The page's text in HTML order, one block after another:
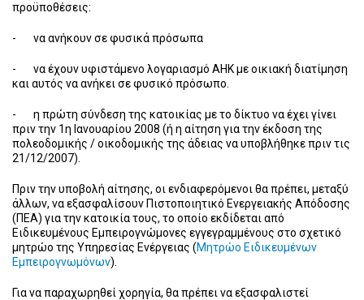
προϋποθέσεις:
- να ανήκουν σε φυσικά πρόσωπα
- να έχουν υφιστάμενο λογαριασμό ΑΗΚ με οικιακή διατίμηση
και αυτός να ανήκει σε φυσικό πρόσωπο.
- η πρώτη σύνδεση της κατοικίας με το δίκτυο να έχει γίνει
πριν την 1η Ιανουαρίου 2008 (ή η αίτηση για την έκδοση της
πολεοδομικής / οικοδομικής της άδειας να υποβλήθηκε πριν τις
21/12/2007).
Πριν την υποβολή αίτησης, οι ενδιαφερόμενοι θα πρέπει, μεταξύ
άλλων, να εξασφαλίσουν Πιστοποιητικό Ενεργειακής Απόδοσης
(ΠΕΑ) για την κατοικία τους, το οποίο εκδίδεται από
Ειδικευμένους Εμπειρογνώμονες εγγεγραμμένους στο σχετικό
μητρώο της Υπηρεσίας Ενέργειας (Μητρώο Ειδικευμένων
Εμπειρογνωμόνων).
Για να παραχωρηθεί χορηγία, θα πρέπει να εξασφαλιστεί